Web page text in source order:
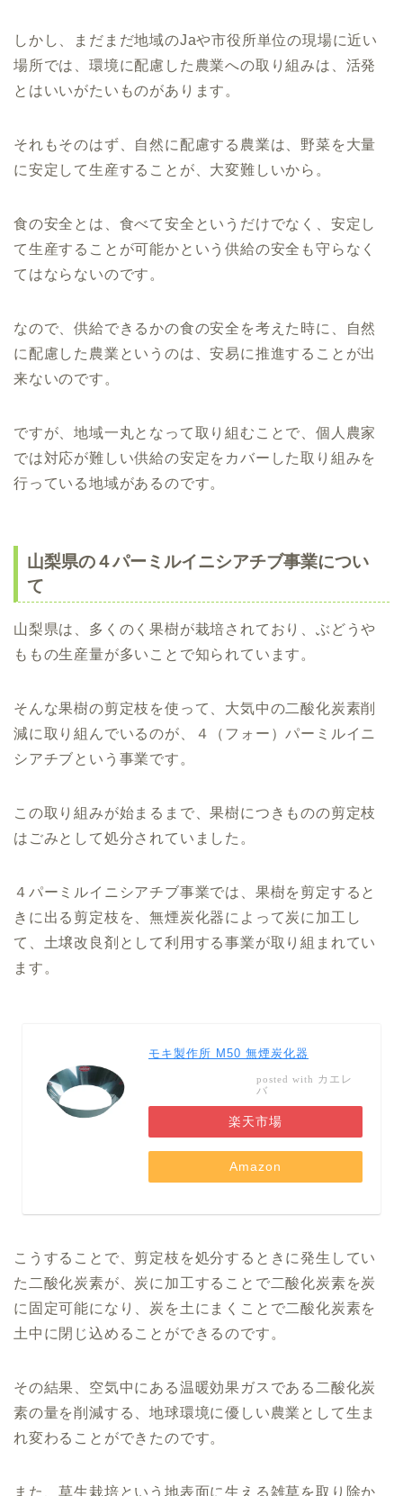
しかし、まだまだ地域のJaや市役所単位の現場に近い
場所では、環境に配慮した農業への取り組みは、活発
とはいいがたいものがあります。
それもそのはず、自然に配慮する農業は、野菜を大量
に安定して生産することが、大変難しいから。
食の安全とは、食べて安全というだけでなく、安定し
て生産することが可能かという供給の安全も守らなく
てはならないのです。
なので、供給できるかの食の安全を考えた時に、自然
に配慮した農業というのは、安易に推進することが出
来ないのです。
ですが、地域一丸となって取り組むことで、個人農家
では対応が難しい供給の安定をカバーした取り組みを
行っている地域があるのです。
山梨県の４パーミルイニシアチブ事業につい
て
山梨県は、多くのく果樹が栽培されており、ぶどうや
ももの生産量が多いことで知られています。
そんな果樹の剪定枝を使って、大気中の二酸化炭素削
減に取り組んでいるのが、４（フォー）パーミルイニ
シアチブという事業です。
この取り組みが始まるまで、果樹につきものの剪定枝
はごみとして処分されていました。
４パーミルイニシアチブ事業では、果樹を剪定すると
きに出る剪定枝を、無煙炭化器によって炭に加工し
て、土壌改良剤として利用する事業が取り組まれてい
ます。
モキ製作所 M50 無煙炭化器
posted with カエレ
バ
楽天市場
Amazon
こうすることで、剪定枝を処分するときに発生してい
た二酸化炭素が、炭に加工することで二酸化炭素を炭
に固定可能になり、炭を土にまくことで二酸化炭素を
土中に閉じ込めることができるのです。
その結果、空気中にある温暖効果ガスである二酸化炭
素の量を削減する、地球環境に優しい農業として生ま
れ変わることができたのです。
また、草生栽培という地表面に生える雑草を取り除か